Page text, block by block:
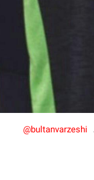
bultanvarzeshi@